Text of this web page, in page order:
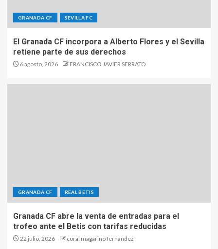
GRANADA CF SEVILLA FC
El Granada CF incorpora a Alberto Flores y el Sevilla
retiene parte de sus derechos
6 agosto, 2026 FRANCISCO JAVIER SERRATO
GRANADA CF REAL BETIS
Granada CF abre la venta de entradas para el
trofeo ante el Betis con tarifas reducidas
22 julio, 2026 coral magariño fernandez